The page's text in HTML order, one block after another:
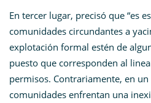
En tercer lugar, precisó que “es
comunidades circundantes a
explotación formal estén de
puesto que corresponden al
permisos. Contrariamente, en
comunidades enfrentan una